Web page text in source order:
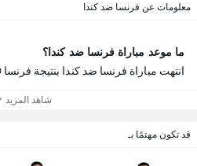
معلومات عن فرنسا ضد كندا
ما موعد مباراة فرنسا ضد كندا؟
انتهت مباراة فرنسا ضد كندا بنتيجة فرنسا 0 - 0 كندا.
شاهد المزيد
قد تكون مهتمًا بـ